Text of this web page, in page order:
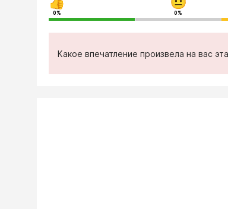
0% 0%
Какое впечатление произвела на вас